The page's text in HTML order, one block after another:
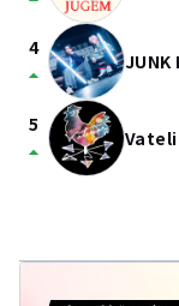
4
arrow_drop_up JUNK
5
arrow_drop_up